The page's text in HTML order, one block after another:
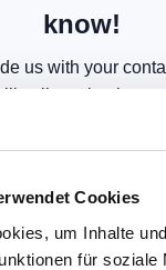
Cookies
um Inhalte
für soziale
know!
us with your
will call you back